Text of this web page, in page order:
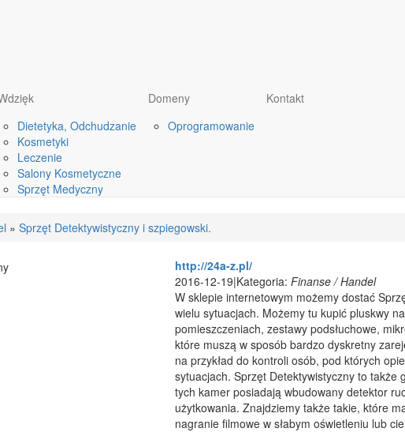
Dietetyka, Odchudzanie
Kosmetyki
Leczenie
Salony Kosmetyczne
Sprzęt Medyczny
Domeny
Oprogramowanie
Kontakt
» Sprzęt Detektywistyczny i szpiegowski.
http://24a-z.pl/
2016-12-19|Kategoria: Finanse / Handel
W sklepie internetowym możemy dostać
wielu sytuacjach. Możemy tu kupić pluskwy
pomieszczeniach, zestawy podsłuchowe,
które muszą w sposób bardzo dyskretny
na przykład do kontroli osób, pod których
sytuacjach. Sprzęt Detektywistyczny to także
tych kamer posiadają wbudowany detektor
użytkowania. Znajdziemy także takie, które
nagranie filmowe w słabym oświetleniu lub